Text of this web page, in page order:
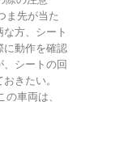
ま先が当た
方、シート
に動作を確認
、シートの回
おきたい。
車両は、